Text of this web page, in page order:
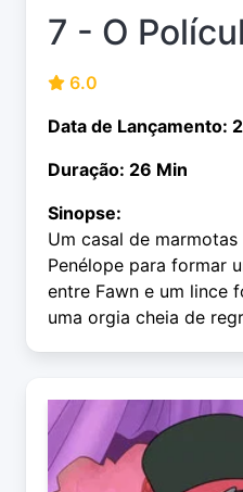
7 - O
6.0
Data de Lançamento:
Duração: 26 Min
Sinopse:
Um casal de
Penélope para formar
entre Fawn e um lince
uma orgia cheia de